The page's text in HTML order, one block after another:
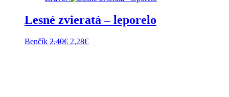
Lesné zvieratá – leporelo
Benčík 2,40€ Pôvodná
2,28€Aktuálna